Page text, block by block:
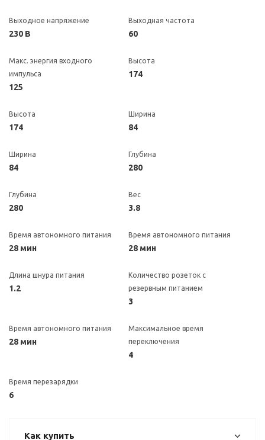
Выходное напряжение
230 В
Выходная частота
60
Макс. энергия входного
импульса
125
Высота
174
Высота
174
Ширина
84
Ширина
84
Глубина
280
Глубина
280
Вес
3.8
Время автономного питания
28 мин
Время автономного питания
28 мин
Длина шнура питания
1.2
Количество розеток с
резервным питанием
3
Время автономного питания
28 мин
Максимальное время
переключения
4
Время перезарядки
6
Как купить